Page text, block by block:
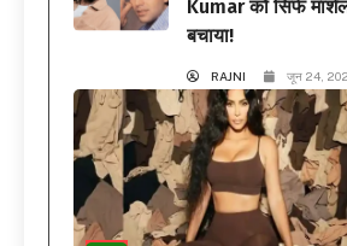
Kumar को सिर्फ
बचाया!
RAJNI जून 24,